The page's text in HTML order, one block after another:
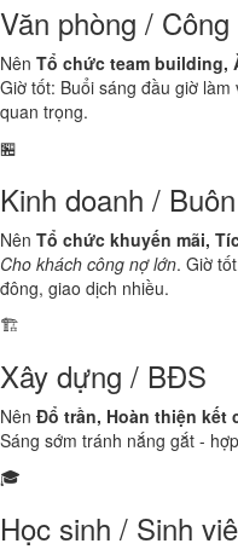
Văn phòng /
Nên Tổ chức team building,
Giờ tốt: Buổi sáng đầu giờ
quan trọng.
🏪
Kinh doanh /
Nên Tổ chức khuyến mãi,
Cho khách công nợ lớn. Giờ
đông, giao dịch nhiều.
🏗️
Xây dựng / BĐS
Nên Đổ trần, Hoàn thiện kết
Sáng sớm tránh nắng gắt -
🎓
Học sinh / Sinh